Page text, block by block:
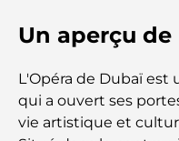
Top 7 Busiest
Travel
Abu Dhabi vs
Investors and
Un aperçu
L'Opéra de Dubaï
qui a ouvert ses
vie artistique et